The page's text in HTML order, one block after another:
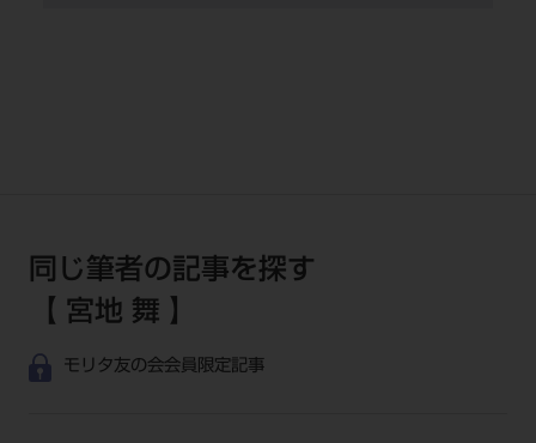
同じ筆者の記事を探す
【 宮地 舞 】
モリタ友の会会員限定記事